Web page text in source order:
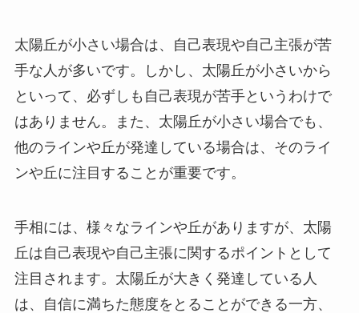
太陽丘が小さい場合は、自己表現や自己主張が苦
手な人が多いです。しかし、太陽丘が小さいから
といって、必ずしも自己表現が苦手というわけで
はありません。また、太陽丘が小さい場合でも、
他のラインや丘が発達している場合は、そのライ
ンや丘に注目することが重要です。
手相には、様々なラインや丘がありますが、太陽
丘は自己表現や自己主張に関するポイントとして
注目されます。太陽丘が大きく発達している人
は、自信に満ちた態度をとることができる一方、